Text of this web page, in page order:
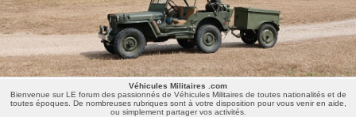
Véhicules Militaires .com
Bienvenue sur LE forum des passionnés de Véhicules Militaires de toutes nationalités et de
toutes époques. De nombreuses rubriques sont à votre disposition pour vous venir en aide,
ou simplement partager vos activités.